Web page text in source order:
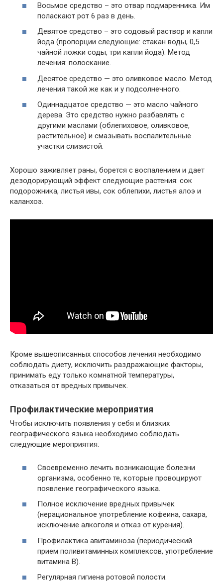
Восьмое средство – это отвар подмаренника. Им
поласкают рот 6 раз в день.
Девятое средство – это содовый раствор и капли
йода (пропорции следующие: стакан воды, 0,5
чайной ложки соды, три капли йода). Метод
лечения: полоскание.
Десятое средство — это оливковое масло. Метод
лечения такой же как и у подсолнечного.
Одиннадцатое средство — это масло чайного
дерева. Это средство нужно разбавлять с
другими маслами (облепиховое, оливковое,
растительное) и смазывать воспалительные
участки слизистой.
Хорошо заживляет раны, борется с воспалением и дает
дезодорирующий эффект следующие растения: сок
подорожника, листья ивы, сок облепихи, листья алоэ и
каланхоэ.
Кроме вышеописанных способов лечения необходимо
соблюдать диету, исключить раздражающие факторы,
принимать еду только комнатной температуры,
отказаться от вредных привычек.
Профилактические мероприятия
Чтобы исключить появления у себя и близких
географического языка необходимо соблюдать
следующие мероприятия:
Своевременно лечить возникающие болезни
организма, особенно те, которые провоцируют
появление географического языка.
Полное исключение вредных привычек
(нерациональное употребление кофеина, сахара,
исключение алкоголя и отказ от курения).
Профилактика авитаминоза (периодический
прием поливитаминных комплексов, употребление
витамина В).
Регулярная гигиена ротовой полости.